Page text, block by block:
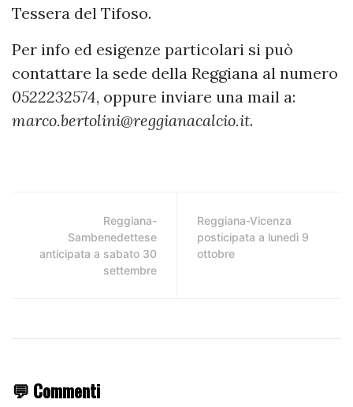
Tessera del Tifoso.
Per info ed esigenze particolari si può
contattare la sede della Reggiana al numero
0522232574, oppure inviare una mail a:
marco.bertolini@reggianacalcio.it.
Reggiana-
Sambenedettese
anticipata a sabato 30
settembre
Reggiana-Vicenza
posticipata a lunedì 9
ottobre
💬 Commenti